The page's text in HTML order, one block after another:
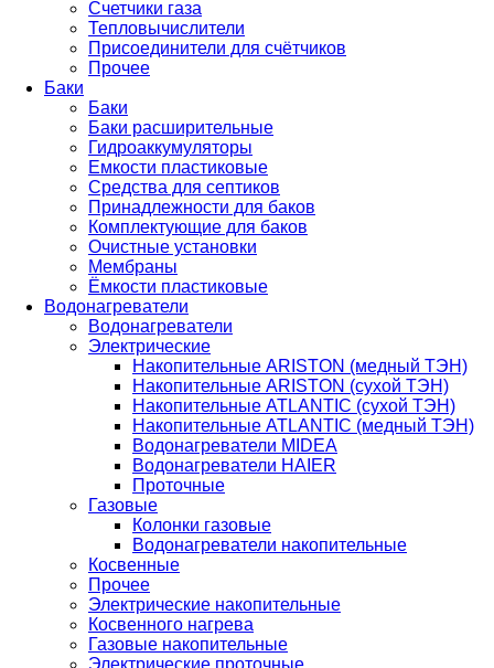
Счетчики газа
Тепловычислители
Присоединители для счётчиков
Прочее
Баки
Баки
Баки расширительные
Гидроаккумуляторы
Емкости пластиковые
Средства для септиков
Принадлежности для баков
Комплектующие для баков
Очистные установки
Мембраны
Ёмкости пластиковые
Водонагреватели
Водонагреватели
Электрические
Накопительные ARISTON (медный ТЭН)
Накопительные ARISTON (сухой ТЭН)
Накопительные ATLANTIC (сухой ТЭН)
Накопительные ATLANTIC (медный ТЭН)
Водонагреватели MIDEA
Водонагреватели HAIER
Проточные
Газовые
Колонки газовые
Водонагреватели накопительные
Косвенные
Прочее
Электрические накопительные
Косвенного нагрева
Газовые накопительные